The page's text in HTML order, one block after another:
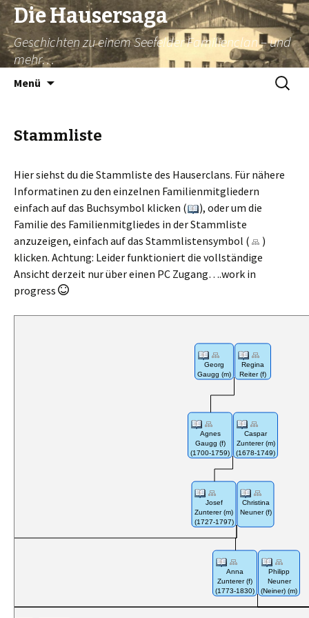
Die Hausersaga
Geschichten zu einem Seefelder Familienclan – und
mehr…
Menü
Suche
nach:
Stammliste
Hier siehst du die Stammliste des Hauserclans. Für nähere
Informatinen zu den einzelnen Familienmitgliedern
einfach auf das Buchsymbol klicken (
), oder um die
Familie des Familienmitgliedes in der Stammliste
anzuzeigen, einfach auf das Stammlistensymbol (
)
klicken. Achtung: Leider funktioniert die vollständige
Ansicht derzeit nur über einen PC Zugang….work in
progress
Georg
Gaugg (m)
Regina
Reiter (f)
Agnes
Gaugg (f)
(1700-1759)
Caspar
Zunterer (m)
(1678-1749)
Josef
Zunterer (m)
(1727-1797)
Christina
Neuner (f)
Anna
Zunterer (f)
(1773-1830)
Philipp
Neuner
(Neiner) (m)